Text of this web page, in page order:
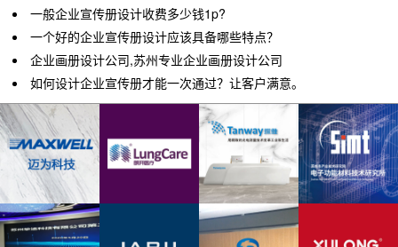
一般企业宣传册设计收费多少钱1p?
一个好的企业宣传册设计应该具备哪些特点？
企业画册设计公司,苏州专业企业画册设计公司
如何设计企业宣传册才能一次通过？让客户满意。